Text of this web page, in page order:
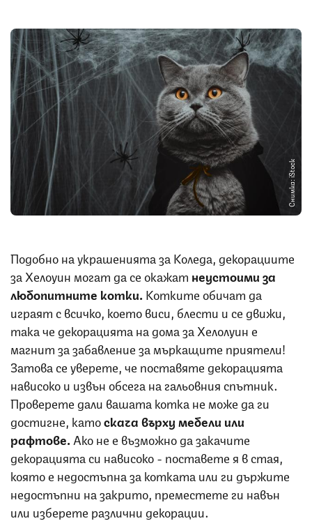
Снимка: iStock
Подобно на украшенията за Коледа, декорациите
за Хелоуин могат да се окажат неустоими за
любопитните котки. Котките обичат да
играят с всичко, което виси, блести и се движи,
така че декорацията на дома за Хелолуин е
магнит за забавление за мъркащите приятели!
Затова се уверете, че поставяте декорацията
нависоко и извън обсега на гальовния спътник.
Проверете дали вашата котка не може да ги
достигне, катоскача върху мебели или
рафтове. Ако не е възможно да закачите
декорацията си нависоко - поставете я в стая,
която е недостъпна за котката или ги държите
недостъпни на закрито, преместете ги навън
или изберете различни декорации.